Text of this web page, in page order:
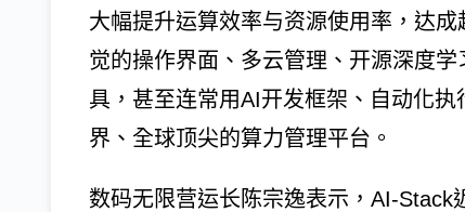
大幅提升运算效率与资源使用率，达
觉的操作界面、多云管理、开源深度
具，甚至连常用AI开发框架、自动化
界、全球顶尖的算力管理平台。
数码无限营运长陈宗逸表示，AI-